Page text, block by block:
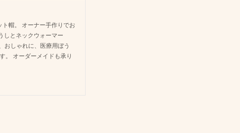
帽。 オーナー手作りでお
しとネックウォーマー
おしゃれに、医療用ぼう
。 オーダーメイドも承り